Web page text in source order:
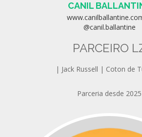
CANIL
@canil.ballantine
PARCEIRO
| Jack Russell | Coton de
Parceria desde 2025